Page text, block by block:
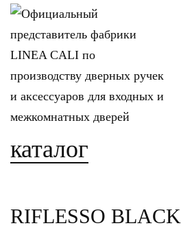
каталог
RIFLESSO BLACK